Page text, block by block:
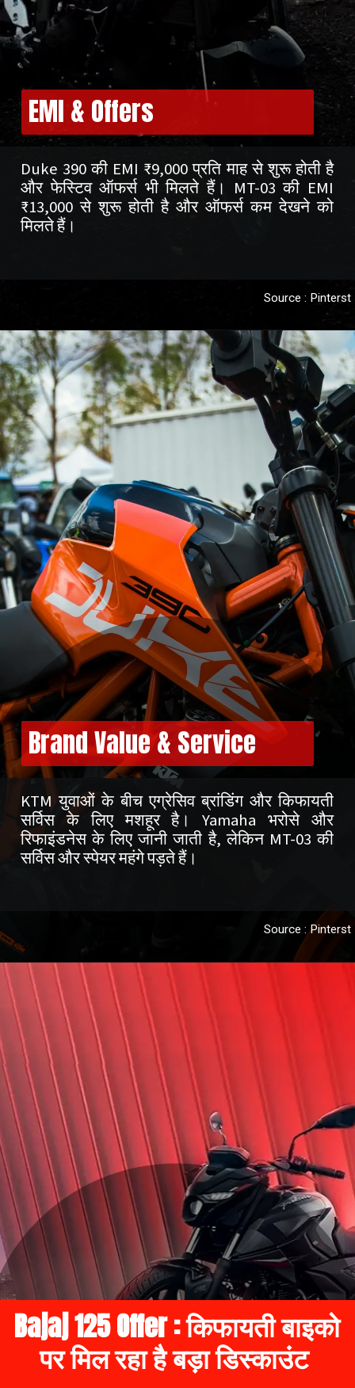
EMI & Offers
Duke 390 की EMI ₹9,000 प्रति माह से शुरू होती है
और फेस्टिव ऑफर्स भी मिलते हैं। MT-03 की EMI
₹13,000 से शुरू होती है और ऑफर्स कम देखने को
मिलते हैं।
Source : Pinterst
Brand Value & Service
KTM युवाओं के बीच एग्रेसिव ब्रांडिंग और किफायती
सर्विस के लिए मशहूर है। Yamaha भरोसे और
रिफाइंडनेस के लिए जानी जाती है, लेकिन MT-03 की
Source : Pinterst
Bajaj 125 Offer : किफायती बाइको
पर मिल रहा है बड़ा डिस्काउंट